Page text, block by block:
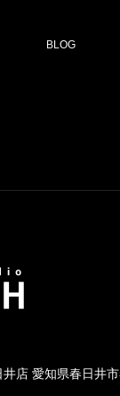
BLOG
井店 愛知県春日井